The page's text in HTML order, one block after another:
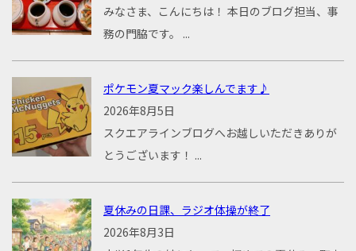
みなさま、こんにちは！ 本日のブログ担当、事
務の門脇です。 ...
ポケモン夏マック楽しんでます♪
2026年8月5日
スクエアラインブログへお越しいただきありが
とうございます！ ...
夏休みの日課、ラジオ体操が終了
2026年8月3日